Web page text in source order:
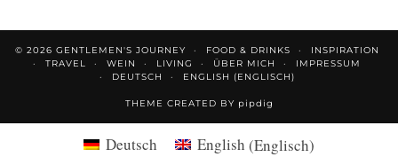
© 2026 GENTLEMEN'S JOURNEY FOOD & DRINKS
INSPIRATION
TRAVEL
WEIN LIVING ÜBER MICH
IMPRESSUM
DEUTSCH
ENGLISH (ENGLISCH)
THEME CREATED BY pipdig
Deutsch English (Englisch)